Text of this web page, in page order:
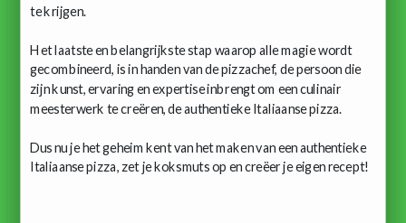
te krijgen.
Het laatste en belangrijkste stap waarop alle magie wordt
gecombineerd, is in handen van de pizzachef, de persoon die
zijn kunst, ervaring en expertise inbrengt om een ​​culinair
meesterwerk te creëren, de authentieke Italiaanse pizza.
Dus nu je het geheim kent van het maken van een authentieke
Italiaanse pizza, zet je koksmuts op en creëer je eigen recept!